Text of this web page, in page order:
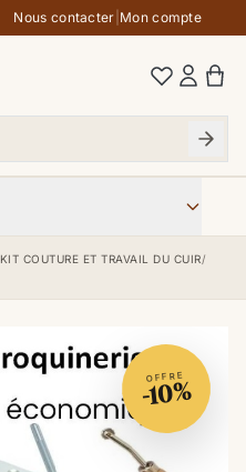
Nous contacter Mon compte
KIT COUTURE ET TRAVAIL DU CUIR/
OFFRE
-10%